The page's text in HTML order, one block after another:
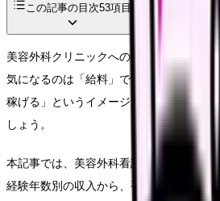
この記事の目次53項目
美容外科クリニックへの転職を検討して
気になるのは「給料」ではないでしょう
稼げる」というイメージがありますが、
しょう。
本記事では、美容外科看護師の給料事情
経験年数別の収入から、手当、昇給シス